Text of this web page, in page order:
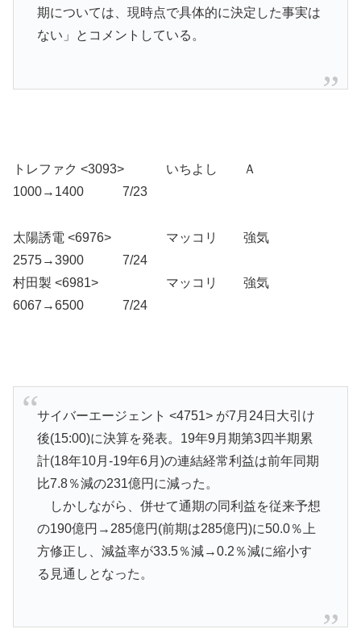
期については、現時点で具体的に決定した事実は
ない」とコメントしている。
トレファク <3093> いちよし Ａ
1000→1400 7/23
太陽誘電 <6976> マッコリ 強気
2575→3900 7/24
村田製 <6981> マッコリ 強気
6067→6500 7/24
サイバーエージェント <4751> が7月24日大引け
後(15:00)に決算を発表。19年9月期第3四半期累
計(18年10月-19年6月)の連結経常利益は前年同期
比7.8％減の231億円に減った。
しかしながら、併せて通期の同利益を従来予想
の190億円→285億円(前期は285億円)に50.0％上
方修正し、減益率が33.5％減→0.2％減に縮小す
る見通しとなった。